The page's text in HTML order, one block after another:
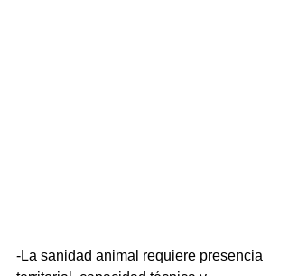
-La sanidad animal requiere presencia